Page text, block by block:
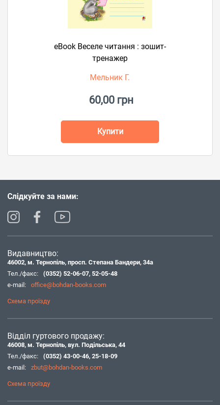
eBook Веселе читання : зошит-
тренажер
Мельник Г.
60,00 грн
Купити
Слідкуйте за нами:
Видавництво:
46002, м. Тернопіль, просп. Степана Бандери, 34а
Тел./факс:
(0352) 52-06-07, 52-05-48
e-mail:
office@bohdan-books.com
Схема проїзду
Відділ гуртового продажу:
46008, м. Тернопіль, вул. Подільська, 44
Тел./факс:
(0352) 43-00-46, 25-18-09
e-mail:
zbut@bohdan-books.com
Схема проїзду